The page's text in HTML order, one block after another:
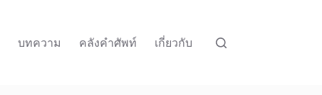
บทความ คลังคำศัพท์ เกี่ยวกับ